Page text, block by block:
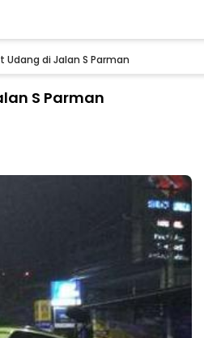
Udang di Jalan S Parman
S Parman